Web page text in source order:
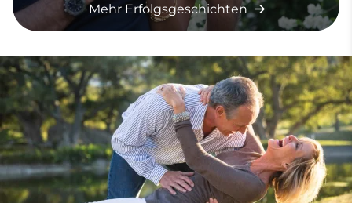
Mehr Erfolgsgeschichten